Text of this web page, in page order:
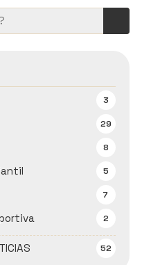
52
3
29
8
5
7
2